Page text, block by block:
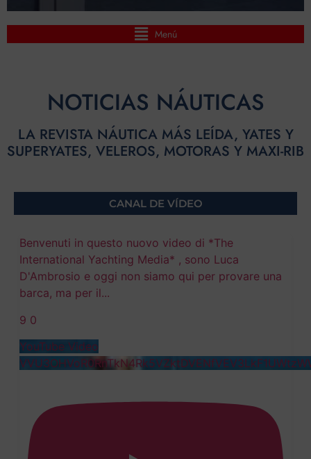
Menú
NOTICIAS NÁUTICAS
LA REVISTA NÁUTICA MÁS LEÍDA, YATES Y
SUPERYATES, VELEROS, MOTORAS Y MAXI-RIB
CANAL DE VÍDEO
Benvenuti in questo nuovo video di *The
International Yachting Media* , sono Luca
D'Ambrosio e oggi non siamo qui per provare una
barca, ma per il...
9 0
YouTube Video